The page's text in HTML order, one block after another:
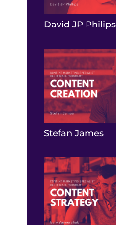
David JP Philips
Stefan James